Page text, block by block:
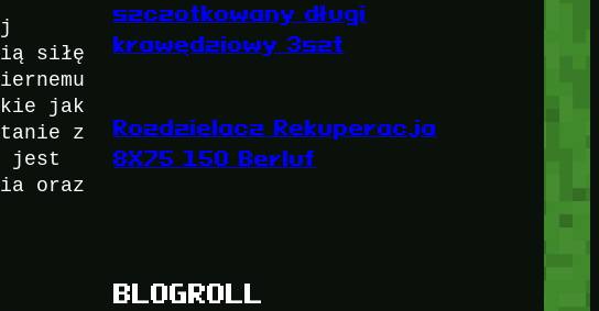
siłę
jak
z
jest
oraz
szczotkowany długi
krawędziowy 3szt
Rozdzielacz Rekuperacja
8X75 150 Berluf
BLOGROLL